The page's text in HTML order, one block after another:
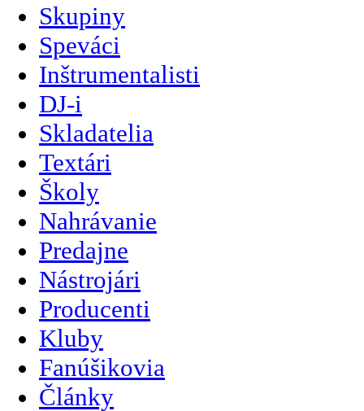
Skupiny
Speváci
Inštrumentalisti
DJ-i
Skladatelia
Textári
Školy
Nahrávanie
Predajne
Nástrojári
Producenti
Kluby
Fanúšikovia
Články